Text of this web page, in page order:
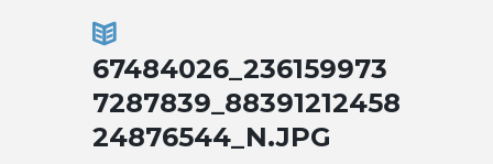
67484026_236159973
7287839_88391212458
24876544_N.JPG